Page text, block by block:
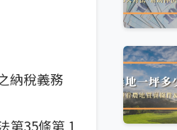
納稅義務
第35條第 1